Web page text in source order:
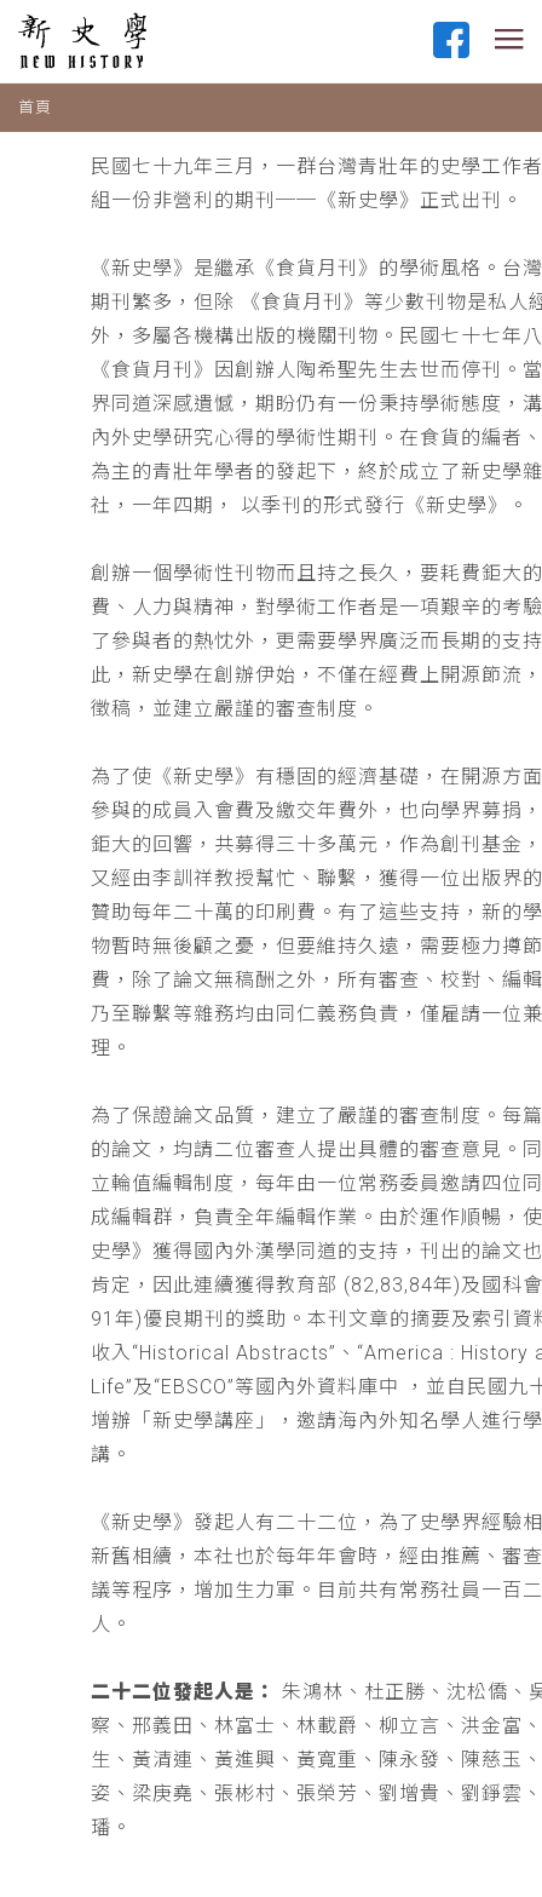
首頁
民國七十九年三月，一群台灣青壯年的史學工作
組一份非營利的期刊──《新史學》正式出刊。
《新史學》是繼承《食貨月刊》的學術風格。台
期刊繁多，但除 《食貨月刊》等少數刊物是私人
外，多屬各機構出版的機關刊物。民國七十七年
《食貨月刊》因創辦人陶希聖先生去世而停刊。
界同道深感遺憾，期盼仍有一份秉持學術態度，
內外史學研究心得的學術性期刊。在食貨的編者
為主的青壯年學者的發起下，終於成立了新史學
社，一年四期， 以季刊的形式發行《新史學》。
創辦一個學術性刊物而且持之長久，要耗費鉅大
費、人力與精神，對學術工作者是一項艱辛的考
了參與者的熱忱外，更需要學界廣泛而長期的支
此，新史學在創辦伊始，不僅在經費上開源節流
徵稿，並建立嚴謹的審查制度。
為了使《新史學》有穩固的經濟基礎，在開源方
參與的成員入會費及繳交年費外，也向學界募捐
鉅大的回響，共募得三十多萬元，作為創刊基金
又經由李訓祥教授幫忙、聯繫，獲得一位出版界
贊助每年二十萬的印刷費。有了這些支持，新的
物暫時無後顧之憂，但要維持久遠，需要極力撙
費，除了論文無稿酬之外，所有審查、校對、編
乃至聯繫等雜務均由同仁義務負責，僅雇請一位
理。
為了保證論文品質，建立了嚴謹的審查制度。每
的論文，均請二位審查人提出具體的審查意見。
立輪值編輯制度，每年由一位常務委員邀請四位
成編輯群，負責全年編輯作業。由於運作順暢，
史學》獲得國內外漢學同道的支持，刊出的論文
肯定，因此連續獲得教育部 (82,83,84年)及國科
91年)優良期刊的獎助。本刊文章的摘要及索引資
收入“Historical Abstracts”、“America : History
Life”及“EBSCO”等國內外資料庫中 ，並自民國九
增辦「新史學講座」，邀請海內外知名學人進行
講。
《新史學》發起人有二十二位，為了史學界經驗
新舊相續，本社也於每年年會時，經由推薦、審
議等程序，增加生力軍。目前共有常務社員一百
人。
二十二位發起人是：
朱鴻林、杜正勝、沈松僑、
察、邢義田、林富士、林載爵、柳立言、洪金富
生、黃清連、黃進興、黃寬重、陳永發、陳慈玉
姿、梁庚堯、張彬村、張榮芳、劉增貴、劉錚雲
璠。